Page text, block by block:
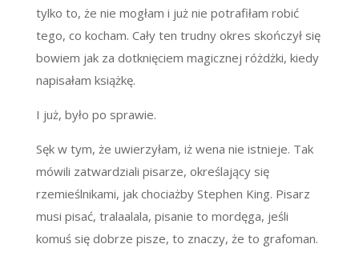
tylko to, że nie mogłam i już nie potrafiłam robić
tego, co kocham. Cały ten trudny okres skończył się
bowiem jak za dotknięciem magicznej różdżki, kiedy
napisałam książkę.
I już, było po sprawie.
Sęk w tym, że uwierzyłam, iż wena nie istnieje. Tak
mówili zatwardziali pisarze, określający się
rzemieślnikami, jak chociażby Stephen King. Pisarz
musi pisać, tralaalala, pisanie to mordęga, jeśli
komuś się dobrze pisze, to znaczy, że to grafoman.